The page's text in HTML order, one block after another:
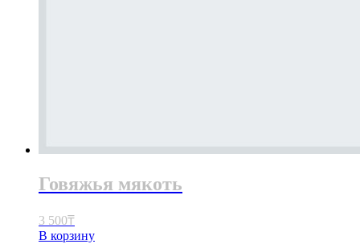
Говяжья мякоть
3 500₸
В корзину